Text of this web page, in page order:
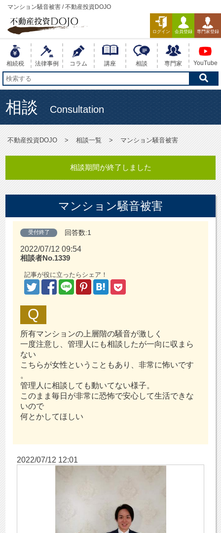
マンション騒音被害 / 不動産投資DOJO
ログイン 会員登録 専門家登録
相続税 法律事例 コラム 講座 相談 専門家 YouTube
相談 Consultation
不動産投資DOJO 相談一覧 マンション騒音被害
相談期間が終了しました
マンション騒音被害
受付終了 回答数:1
2022/07/12 09:54
相談者No.1339
記事が役に立ったらシェア！
所有マンションの上層階の騒音が激しく
一度注意し、管理人にも相談したが一向に収まら
ない
こちらが女性ということもあり、非常に怖いです
。
管理人に相談しても動いてない様子。
このまま毎日が非常に恐怖で安心して生活できな
いので
何とかしてほしい
2022/07/12 12:01